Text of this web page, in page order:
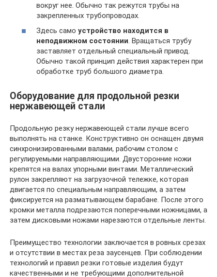
вокруг нее. Обычно так режутся трубы на
закрепленных трубопроводах.
Здесь само устройство находится в
неподвижном состоянии. Вращаться трубу
заставляет отдельный специальный привод.
Обычно такой принцип действия характерен при
обработке труб большого диаметра.
Оборудование для продольной резки
нержавеющей стали
Продольную резку нержавеющей стали лучше всего
выполнять на станке. Конструктивно он оснащен двумя
синхронизированными валами, рабочим столом с
регулируемыми направляющими. Двусторонние ножи
крепятся на валах упорными винтами. Металлический
рулон закрепляют на загрузочной тележке, которая
двигается по специальным направляющим, а затем
фиксируется на разматывающем барабане. После этого
кромки металла подрезаются поперечными ножницами, а
затем дисковыми ножами нарезаются отдельные ленты.
Преимущество технологии заключается в ровных срезах
и отсутствии в местах реза заусенцев. При соблюдении
технологий и правил резки готовые изделия будут
качественными и не требующими дополнительной